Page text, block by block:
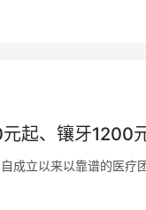
起、镶牙1200
成立以来以靠谱的医疗